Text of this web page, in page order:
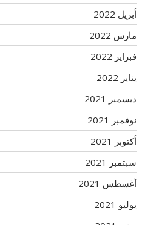
أبريل 2022
مارس 2022
فبراير 2022
يناير 2022
ديسمبر 2021
نوفمبر 2021
أكتوبر 2021
سبتمبر 2021
أغسطس 2021
يوليو 2021